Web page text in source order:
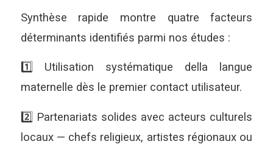
Synthèse rapide montre quatre facteurs
déterminants identifiés parmi nos études :
1️⃣ Utilisation systématique della langue
maternelle dès le premier contact utilisateur.
2️⃣ Partenariats solides avec acteurs culturels
locaux — chefs religieux, artistes régionaux ou